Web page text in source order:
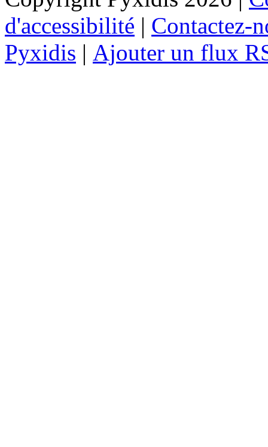
d'accessibilité | Contactez-
Pyxidis | Ajouter un flux